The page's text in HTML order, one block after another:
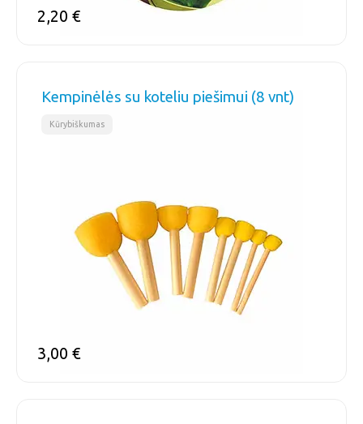
2,20 €
Kempinėlės su koteliu piešimui (8 vnt)
Kūrybiškumas
3,00 €